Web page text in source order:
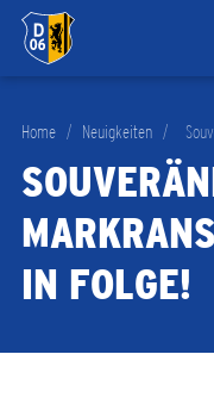
Home / Neuigkeiten /
IN FOLGE!